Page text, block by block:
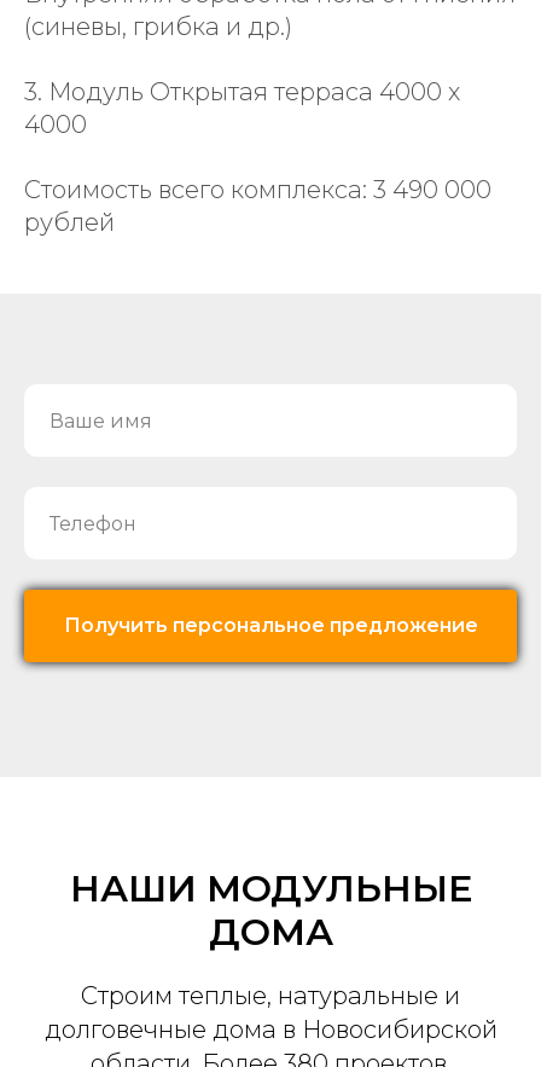
(синевы, грибка и др.)
3. Модуль Открытая терраса 4000 х
4000
Стоимость всего комплекса: 3 490 000
рублей
Получить персональное предложение
НАШИ МОДУЛЬНЫЕ
ДОМА
Строим теплые, натуральные и
долговечные дома в Новосибирской